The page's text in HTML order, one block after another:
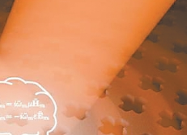
会展
悦读
亚太网 上市公司